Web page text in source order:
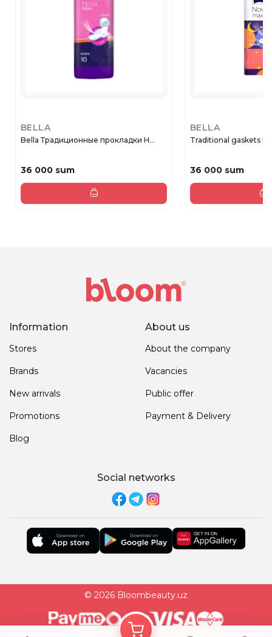
BELLA
Bella Традиционные прокладки Н...
36 000 sum
BELLA
Traditional gaskets
36 000 sum
Information
Stores
Brands
New arrivals
Promotions
Blog
About us
About the company
Vacancies
Public offer
Payment & Delivery
Social networks
© 2026 Bloombeauty.uz